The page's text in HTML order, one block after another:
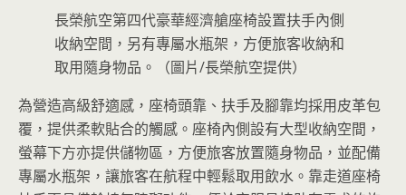
長榮航空第四代豪華經濟艙座椅設置扶手內側
收納空間，另有專屬水瓶架，方便旅客收納和
取用隨身物品。（圖片/長榮航空提供）
為營造高級舒適感，座椅頭靠、扶手及腳靠均採用皮革包
覆，提供柔軟貼合的觸感。座椅內側設有大型收納空間，
螢幕下方亦提供儲物區，方便旅客放置隨身物品，並配備
專屬水瓶架，讓旅客在航程中輕鬆取用飲水。靠走道座椅